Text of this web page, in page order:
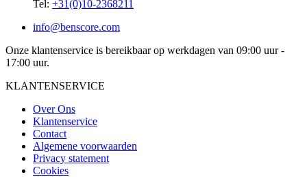
Tel: +31(0)10-2368211
info@benscore.com
Onze klantenservice is bereikbaar op werkdagen van 09:00 uur -
17:00 uur.
KLANTENSERVICE
Over Ons
Klantenservice
Contact
Algemene voorwaarden
Privacy statement
Cookies